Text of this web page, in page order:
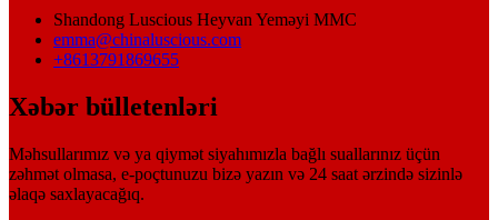
Shandong Luscious Heyvan Yeməyi MMC
emma@chinaluscious.com
+8613791869655
Xəbər bülletenləri
Məhsullarımız və ya qiymət siyahımızla bağlı suallarınız üçün
zəhmət olmasa, e-poçtunuzu bizə yazın və 24 saat ərzində sizinlə
əlaqə saxlayacağıq.